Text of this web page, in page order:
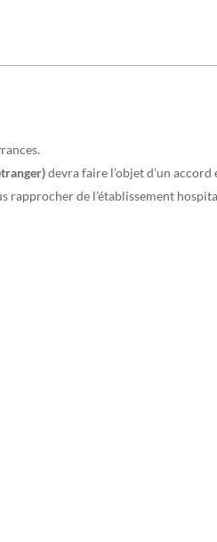
devra faire l’objet d’un
rapprocher de l’établissement